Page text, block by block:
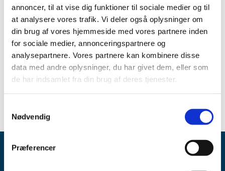
annoncer, til at vise dig funktioner til sociale medier og til
at analysere vores trafik. Vi deler også oplysninger om
din brug af vores hjemmeside med vores partnere inden
for sociale medier, annonceringspartnere og
analysepartnere. Vores partnere kan kombinere disse
data med andre oplysninger, du har givet dem, eller som
de har indsamlet fra din brug af deres tjenester.
Nødvendig
Præferencer
All items (2)
TIME
2014 (2)